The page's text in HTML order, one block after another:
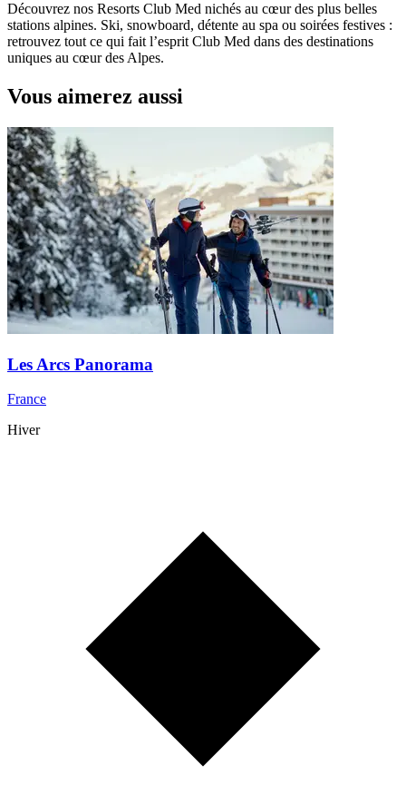
Découvrez nos Resorts Club Med nichés au cœur des plus belles
stations alpines. Ski, snowboard, détente au spa ou soirées festives :
retrouvez tout ce qui fait l’esprit Club Med dans des destinations
uniques au cœur des Alpes.
Vous aimerez aussi
Les Arcs Panorama
France
Hiver